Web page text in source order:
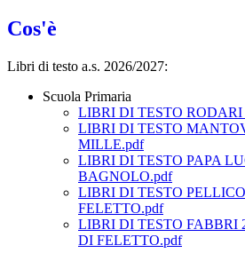
Cos'è
Libri di testo a.s. 2026/2027:
Scuola Primaria
LIBRI DI TESTO RODARI
LIBRI DI TESTO
MILLE.pdf
LIBRI DI TESTO PAPA
BAGNOLO.pdf
LIBRI DI TESTO
FELETTO.pdf
LIBRI DI TESTO FABBRI
DI FELETTO.pdf